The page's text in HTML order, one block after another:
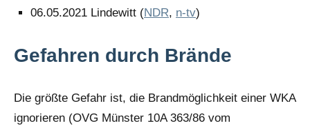
06.05.2021 Lindewitt (NDR, n-tv)
Gefahren durch Brände
Die größte Gefahr ist, die Brandmöglichkeit einer WKA
ignorieren (OVG Münster 10A 363/86 vom